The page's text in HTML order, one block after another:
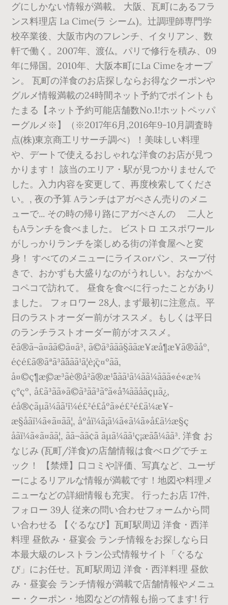
グにしかない情報が満載。 大阪、瓦町にあるフラ
ンス料理店 La Cime(ラ シーム)。辻調理師専門学
校卒業後、大阪市内のフレンチ、イタリアン、数
軒で働く。2007年、渡仏。パリで修行を積み、09
年に帰国。2010年、大阪本町にLa Cimeをオープ
ン。 瓦町の洋食のお店探しならお得なクーポンや
グルメ情報満載の24時間ネット予約でポイントも
たまる【ネット予約可能店舗数No.1!ホットペッパ
ーグルメ※】（※2017年6月,2016年9-10月調査時
点(株)東京商工リサーチ調べ）！美味しい料理
や、デートで使えるおしゃれな洋食のお店が見つ
かります！ 該当のエリア・駅が見つかりませんで
した。入力内容を変更して、再度検索してくださ
い。, 夜の予算 Aランチはアガぺさん売りのメニ
ューで... その時の帰り路にアガぺさんの 二人と
もAランチを食べました。 ビストロ エスポワール
がしっかりランチを楽しめる街の洋食屋へと変
身！ すべてのメニューにライスorパン、スープ付
きで、おかずも大盛りなのがうれしい。おなかペ
コペコで訪れて。 昼食を食べに行ったことがあり
ました。 フォロワー 28人, まず最初に注意点。平
日のラストオーダー前がオススメ。もしくは平日
のランチラストオーダー前がオススメ。
¨éã®ã¬ã¤ãã©ã¤ã³, ã©ã³ããã§ããæ¥æå¶æ¥­ã®ãåº,
é¢é£ã®ãªã³ã¯ããã¹ã¦è¡¨ç¤ºãã,
å¤©ç¶æ¸©æ³ãè®å²ã®æ¹¯ããã¹ã¼ãã¼ããã«é«æ¾
ç°çº, å£ã³ãã»ã©ã³ã­ã³ã°ã«å¯¾ããåãçµã¿,
éå®¢ãµã¼ãã¹ï¼é£²é£åºã»é£²é£ä¼æ¥­
æ§åãï¼ã«ã¤ãã¦, åºåï¼ã¡ã¼ã«ã¼ã»å£ä½æ§ç­
åãï¼ã«ã¤ãã¦, ãã¬ãã¢ã ãµã¼ãã¹ç¡æã¯ã¼ãã³. 洋食 お
なじみ (瓦町/洋食)の店舗情報は食べログでチェ
ック！ 【禁煙】口コミや評価、写真など、ユーザ
ーによるリアルな情報が満載です！地図や料理メ
ニューなどの詳細情報も充実。 行ったお店 17件,
フォロー 39人 従来の問い合わせフォームから問
い合わせる 【ぐるなび】瓦町駅周辺 洋食・西洋
料理 昼飲み・昼宴会 ランチ情報をお探しなら日
本最大級のレストラン公式情報サイト「ぐるな
び」にお任せ。瓦町駅周辺 洋食・西洋料理 昼飲
み・昼宴会 ランチ情報が満載で店舗情報やメニュ
ー・クーポン・地図などの情報も揃ってます! 行